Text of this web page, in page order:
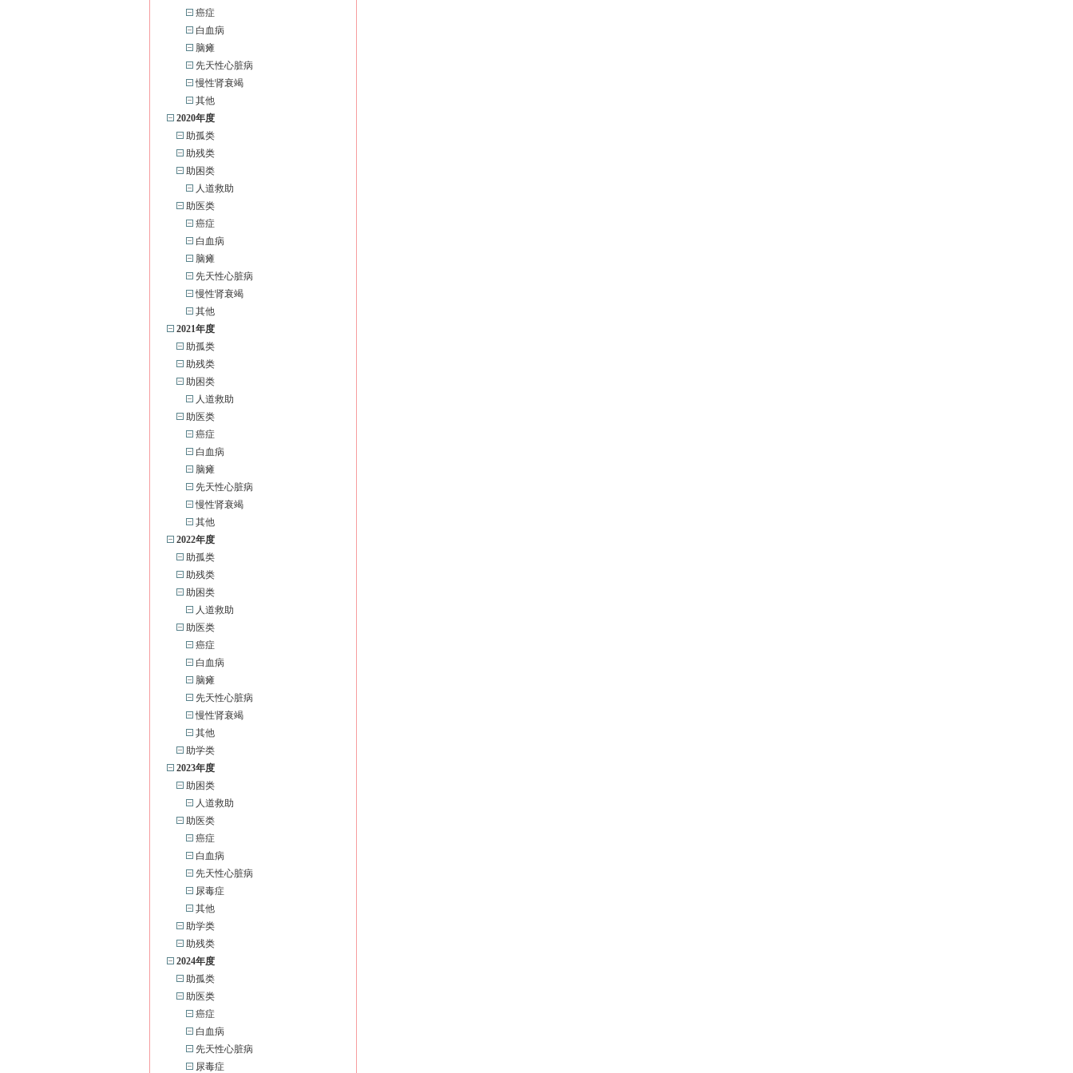
癌症
白血病
脑瘫
先天性心脏病
慢性肾衰竭
其他
2020年度
助孤类
助残类
助困类
人道救助
助医类
癌症
白血病
脑瘫
先天性心脏病
慢性肾衰竭
其他
2021年度
助孤类
助残类
助困类
人道救助
助医类
癌症
白血病
脑瘫
先天性心脏病
慢性肾衰竭
其他
2022年度
助孤类
助残类
助困类
人道救助
助医类
癌症
白血病
脑瘫
先天性心脏病
慢性肾衰竭
其他
助学类
2023年度
助困类
人道救助
助医类
癌症
白血病
先天性心脏病
尿毒症
其他
助学类
助残类
2024年度
助孤类
助医类
癌症
白血病
先天性心脏病
尿毒症